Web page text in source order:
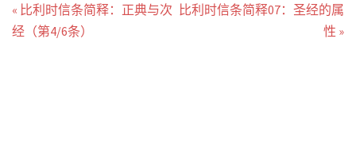
« 比利时信条简释：正典与次
经（第4/6条）
比利时信条简释07：圣经的属
性 »